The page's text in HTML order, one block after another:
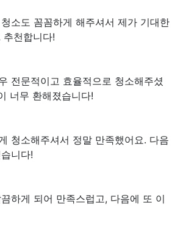
소도 꼼꼼하게 해주셔서 제가 기대한
추천합니다!
전문적이고 효율적으로 청소해주셨
너무 환해졌습니다!
청소해주셔서 정말 만족했어요. 다음
니다!
하게 되어 만족스럽고, 다음에 또 이